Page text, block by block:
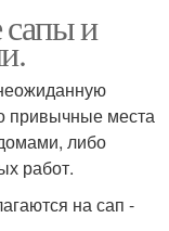
и
привычные места
либо
работ.
на сап -